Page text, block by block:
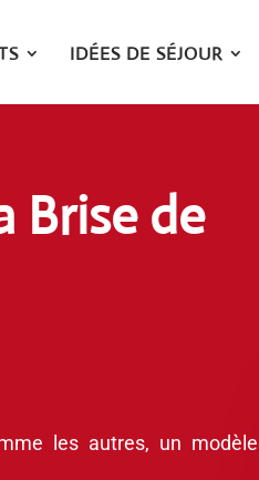
IDÉES DE SÉJOUR
Brise de
les autres, un modèle